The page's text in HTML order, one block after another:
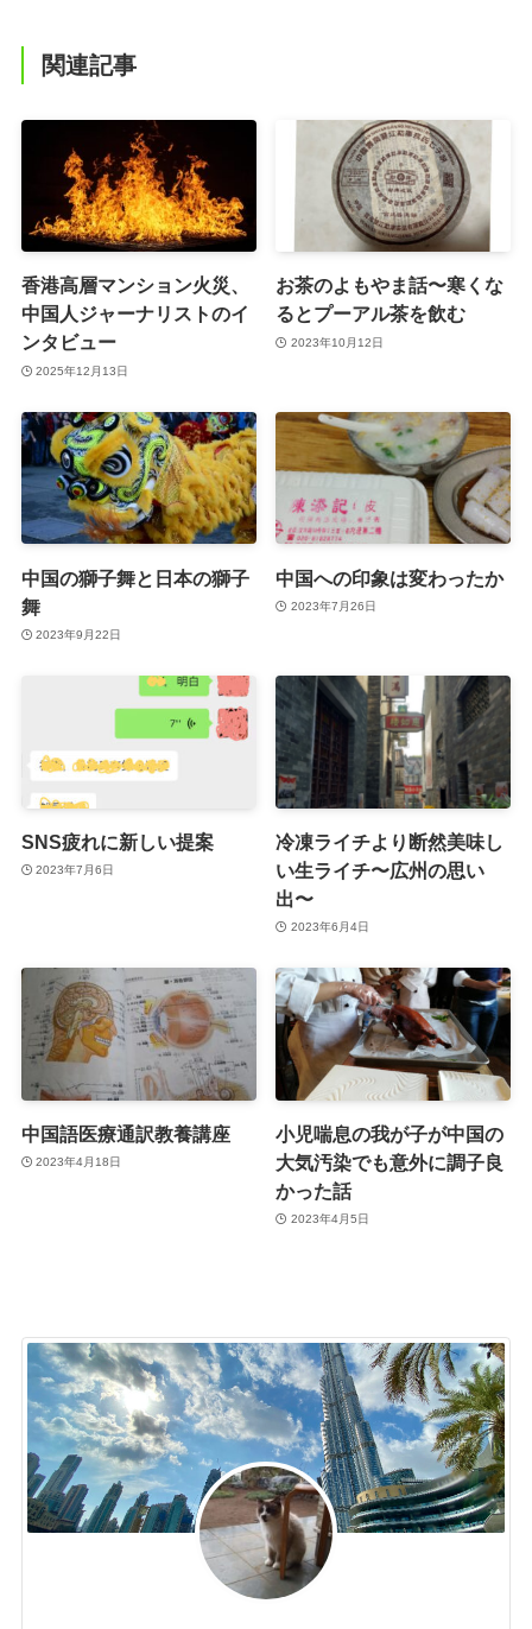
関連記事
香港高層マンション火災、
中国人ジャーナリストのイ
ンタビュー
2025年12月13日
お茶のよもやま話〜寒くな
るとプーアル茶を飲む
2023年10月12日
中国の獅子舞と日本の獅子
舞
2023年9月22日
中国への印象は変わったか
2023年7月26日
SNS疲れに新しい提案
2023年7月6日
冷凍ライチより断然美味し
い生ライチ〜広州の思い
出〜
2023年6月4日
中国語医療通訳教養講座
2023年4月18日
小児喘息の我が子が中国の
大気汚染でも意外に調子良
かった話
2023年4月5日